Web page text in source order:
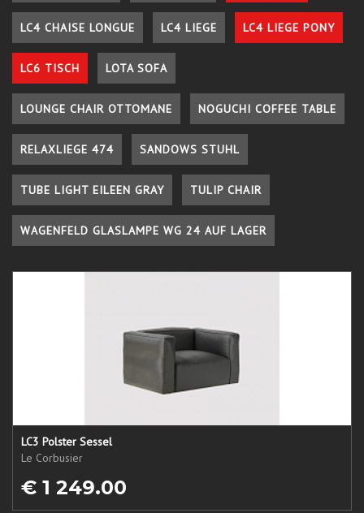
LC4 CHAISE LONGUE LC4 LIEGE LC4 LIEGE PONY
LC6 TISCH LOTA SOFA
LOUNGE CHAIR OTTOMANE NOGUCHI COFFEE TABLE
RELAXLIEGE 474 SANDOWS STUHL
TUBE LIGHT EILEEN GRAY TULIP CHAIR
WAGENFELD GLASLAMPE WG 24 AUF LAGER
LC3 Polster Sessel
Le Corbusier
€ 1 249.00